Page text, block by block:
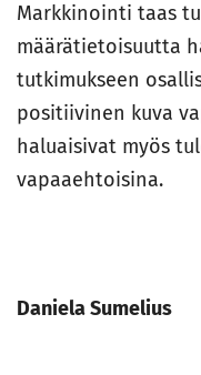
Markkinointi taas
määrätietoisuutta
tutkimukseen
positiivinen kuva
haluaisivat myös
vapaaehtoisina.
Daniela Sumelius